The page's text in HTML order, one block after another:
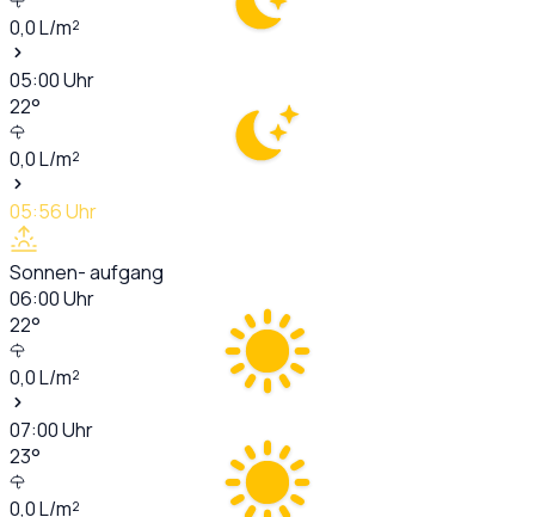
0,0L/m²
05:00Uhr
22°
0,0L/m²
05:56Uhr
Sonnen- aufgang
06:00Uhr
22°
0,0L/m²
07:00Uhr
23°
0,0L/m²